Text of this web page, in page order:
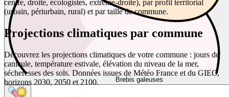
Brebis galeuses
centre, droite, écologistes, extrême-droite), par profil territorial
(urbain, périurbain, rural) et par taille de commune.
Projections climatiques par commune
Découvrez les projections climatiques de votre commune : jours de
canicule, température estivale, élévation du niveau de la mer,
sécheresses des sols. Données issues de Météo France et du GIEC,
horizons 2030, 2050 et 2100.